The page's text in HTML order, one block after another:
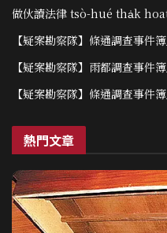
做伙讀法律 tsò-hué tha̍k
【疑案勘察隊】條通調查事件
【疑案勘察隊】雨都調查事件
【疑案勘察隊】條通調查事件
熱門文章